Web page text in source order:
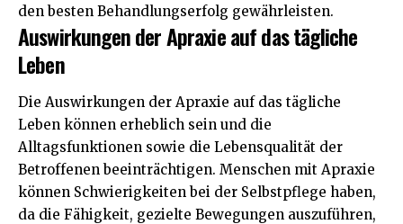
den besten Behandlungserfolg gewährleisten.
Auswirkungen der Apraxie auf das tägliche
Leben
Die Auswirkungen der Apraxie auf das tägliche
Leben können erheblich sein und die
Alltagsfunktionen sowie die Lebensqualität der
Betroffenen beeinträchtigen. Menschen mit Apraxie
können Schwierigkeiten bei der Selbstpflege haben,
da die Fähigkeit, gezielte Bewegungen auszuführen,